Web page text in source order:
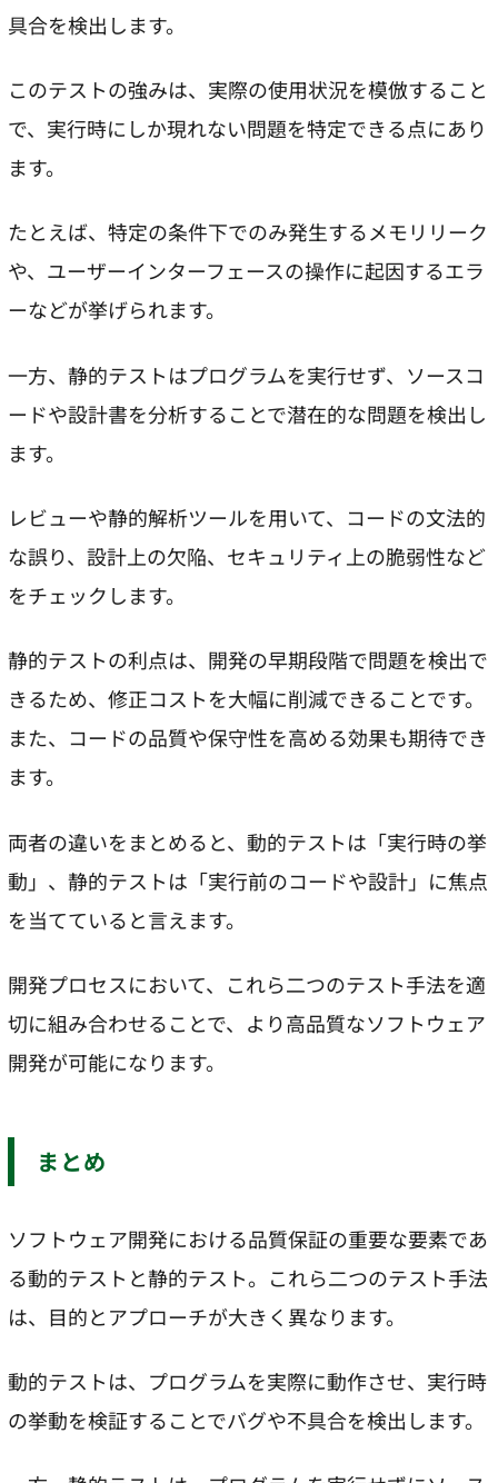
具合を検出します。
このテストの強みは、実際の使用状況を模倣すること
で、実行時にしか現れない問題を特定できる点にあり
ます。
たとえば、特定の条件下でのみ発生するメモリリーク
や、ユーザーインターフェースの操作に起因するエラ
ーなどが挙げられます。
一方、静的テストはプログラムを実行せず、ソースコ
ードや設計書を分析することで潜在的な問題を検出し
ます。
レビューや静的解析ツールを用いて、コードの文法的
な誤り、設計上の欠陥、セキュリティ上の脆弱性など
をチェックします。
静的テストの利点は、開発の早期段階で問題を検出で
きるため、修正コストを大幅に削減できることです。
また、コードの品質や保守性を高める効果も期待でき
ます。
両者の違いをまとめると、動的テストは「実行時の挙
動」、静的テストは「実行前のコードや設計」に焦点
を当てていると言えます。
開発プロセスにおいて、これら二つのテスト手法を適
切に組み合わせることで、より高品質なソフトウェア
開発が可能になります。
まとめ
ソフトウェア開発における品質保証の重要な要素であ
る動的テストと静的テスト。これら二つのテスト手法
は、目的とアプローチが大きく異なります。
動的テストは、プログラムを実際に動作させ、実行時
の挙動を検証することでバグや不具合を検出します。